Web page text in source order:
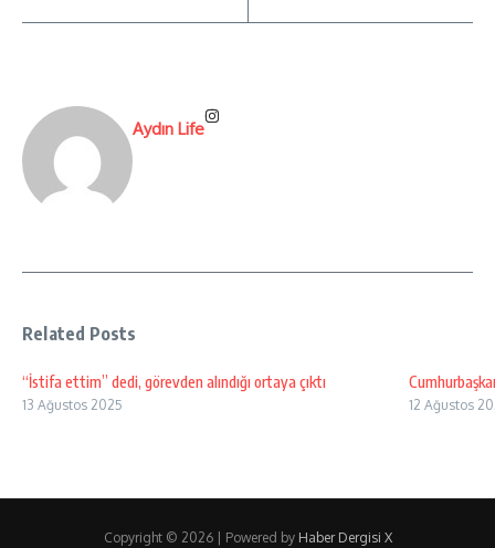
Aydın Life
Related Posts
“İstifa ettim” dedi, görevden alındığı ortaya çıktı
13 Ağustos 2025 12 Ağustos
Copyright © 2026 | Powered by Haber Dergisi X